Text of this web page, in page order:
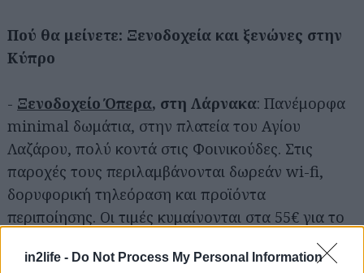
in2life - Do Not Process My Personal Information
Πού θα μείνετε: Ξενοδοχεία και ξενώνες στην
Κύπρο
- Ξενοδοχείο Όπερα, στη Λάρνακα: Πανέμορφα
minimal δωμάτια, στην πλατεία του Αγίου
Λαζάρου, πολύ κοντά στις Φοινικούδες. Στις
παροχές τους περιλαμβάνονται δωρεάν wi-fi,
δορυφορική τηλεόραση και προϊόντα
περιποίησης. Οι τιμές κυμαίνονται στα 55€ για το
δίκλινο δωμάτιο. Κρατήσεις πραγματοποιούνται
καιμέσω του Booking, από εδώ.